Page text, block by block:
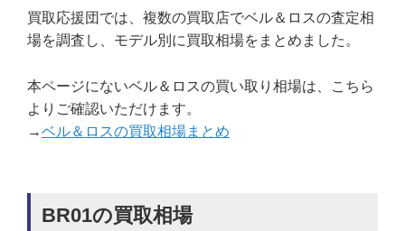
買取応援団では、複数の買取店でベル＆ロスの査定相
場を調査し、モデル別に買取相場をまとめました。
本ページにないベル＆ロスの買い取り相場は、こちら
よりご確認いただけます。
→ベル＆ロスの買取相場まとめ
BR01の買取相場